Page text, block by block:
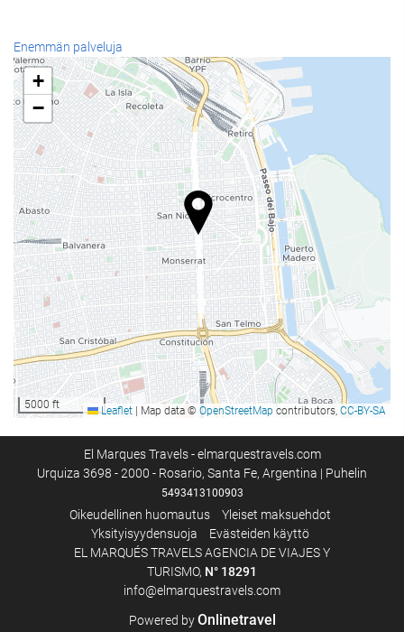
Vastaanottopalvelut
24h-vastaanotto
Matkatavarasäilytys
Ruoka & juoma
Paikan päällä sijaitseva kahvila
Internet
Ilmainen Wi-Fi
Enemmän palveluja
+
−
5000 ft Leaflet Map data © OpenStreetMap contributors, CC-BY-SA
El Marques Travels - elmarquestravels.com
Urquiza 3698 - 2000 - Rosario, Santa Fe, Argentina | Puhelin
5493413100903
Oikeudellinen huomautus
Yleiset maksuehdot
Yksityisyydensuoja
Evästeiden käyttö
EL MARQUÉS TRAVELS AGENCIA DE VIAJES Y
TURISMO, N° 18291
info@elmarquestravels.com
Powered byOnlinetravel